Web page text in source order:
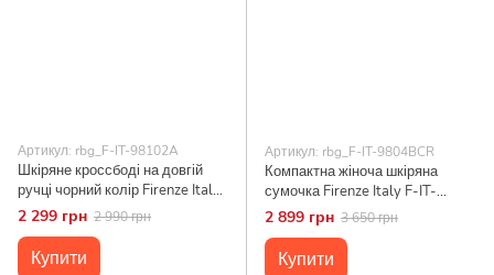
Артикул: rbg_F-IT-98102A
Шкіряне кроссбоді на довгій
ручці чорний колір Firenze Italy
F-IT-98102A чорний
2 299 грн 2 990 грн
Купити
Артикул: rbg_F-IT-9804BCR
Компактна жіноча шкіряна
сумочка Firenze Italy F-IT-
9804BCR беж
2 899 грн 3 650 грн
Купити